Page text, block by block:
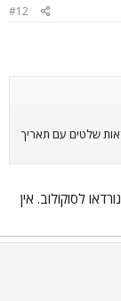
#12
שלטים עם תאריך
לסוקולוב. אין